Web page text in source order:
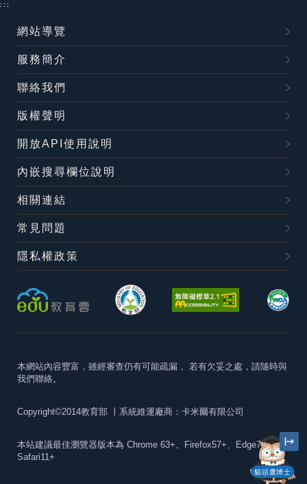
貓頭鷹博士
:::
網站導覽
服務簡介
聯絡我們
版權聲明
開放API使用說明
內嵌搜尋欄位說明
相關連結
常見問題
隱私權政策
本網站內容豐富，雖經審查仍有可能疏漏， 若有欠妥之處，請隨時與
我們聯絡。
Copyright©2014教育部 丨系統維運廠商：卡米爾有限公司
本站建議最佳瀏覽器版本為 Chrome 63+、Firefox57+、Edge79+及
Safari11+